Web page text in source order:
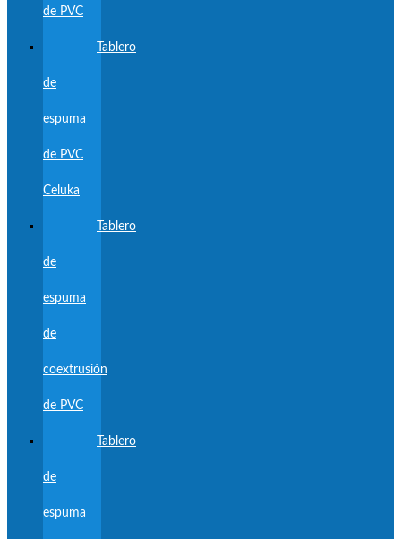
de PVC
Tablero
de
espuma
de PVC
Celuka
Tablero
de
espuma
de
coextrusión
de PVC
Tablero
de
espuma